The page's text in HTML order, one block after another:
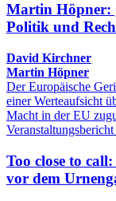
Martin Höpner:
Politik und
David Kirchner
Martin Höpner
Der Europäische
einer Werteaufsicht
Macht in der EU
Too close to
vor dem